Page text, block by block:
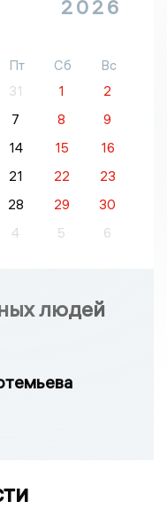
2026
Пт Сб
Вс
31 1
2
7 8
9
14 15
16
21 22
23
28 29
30
4 5 6
людей